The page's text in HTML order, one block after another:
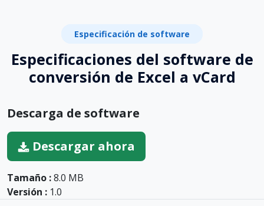
Especificación de software
Especificaciones del software de
conversión de Excel a vCard
Descarga de software
Descargar ahora
Tamaño :8.0 MB
Versión : 1.0